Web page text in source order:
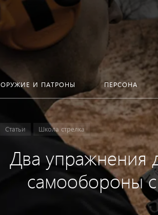
ОРУЖИЕ И ПАТРОНЫ ПЕРСОНА
Статьи Школа стрелка
Два упражнения
самообороны с